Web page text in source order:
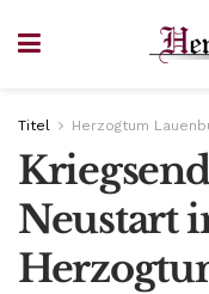
Titel Herzogtum
Neustart